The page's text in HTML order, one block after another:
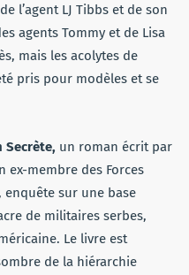
l’agent LJ Tibbs et de son
agents Tommy et de Lisa
mais les acolytes de
pris pour modèles et se
Secrète, un roman écrit par
membre des Forces
enquête sur une base
de militaires serbes,
Le livre est
de la hiérarchie